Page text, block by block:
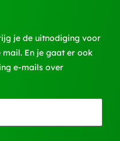
je de uitnodiging voor
En je gaat er ook
e-mails over